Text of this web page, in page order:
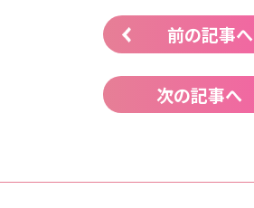
前の記事へ
次の記事へ